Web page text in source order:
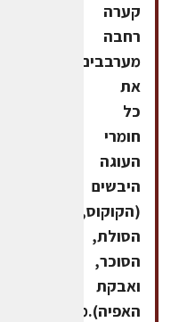
קערה
רחבה
מערבבים
את
כל
חומרי
העוגה
היבשים
(הקוקוס,
הסולת,
הסוכר,
ואבקת
האפיה).מוסיפים